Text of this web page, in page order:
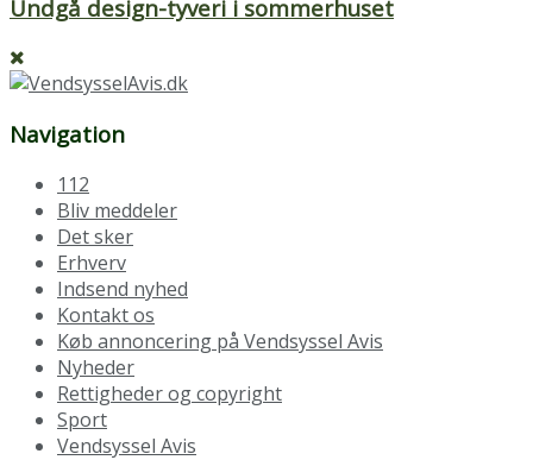
Undgå design-tyveri i sommerhuset
Navigation
112
Bliv meddeler
Det sker
Erhverv
Indsend nyhed
Kontakt os
Køb annoncering på Vendsyssel Avis
Nyheder
Rettigheder og copyright
Sport
Vendsyssel Avis